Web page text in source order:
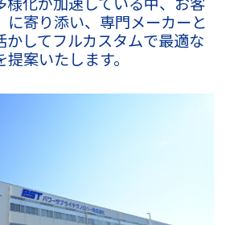
様化が加速している中、お客
に寄り添い、専門メーカーと
かしてフルカスタムで最適な
案いたします。